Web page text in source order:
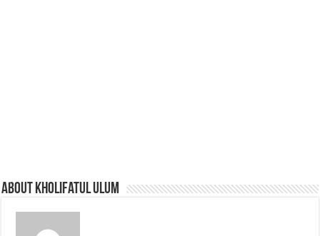
About Kholifatul Ulum